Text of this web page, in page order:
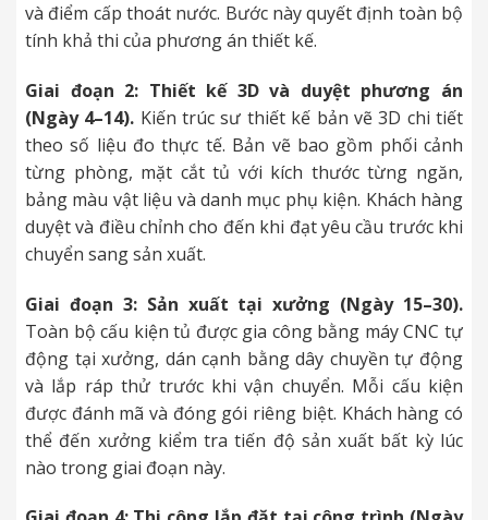
và điểm cấp thoát nước. Bước này quyết định toàn bộ
tính khả thi của phương án thiết kế.
Giai đoạn 2: Thiết kế 3D và duyệt phương án
(Ngày 4–14). Kiến trúc sư thiết kế bản vẽ 3D chi tiết
theo số liệu đo thực tế. Bản vẽ bao gồm phối cảnh
từng phòng, mặt cắt tủ với kích thước từng ngăn,
bảng màu vật liệu và danh mục phụ kiện. Khách hàng
duyệt và điều chỉnh cho đến khi đạt yêu cầu trước khi
chuyển sang sản xuất.
Giai đoạn 3: Sản xuất tại xưởng (Ngày 15–30).
Toàn bộ cấu kiện tủ được gia công bằng máy CNC tự
động tại xưởng, dán cạnh bằng dây chuyền tự động
và lắp ráp thử trước khi vận chuyển. Mỗi cấu kiện
được đánh mã và đóng gói riêng biệt. Khách hàng có
thể đến xưởng kiểm tra tiến độ sản xuất bất kỳ lúc
nào trong giai đoạn này.